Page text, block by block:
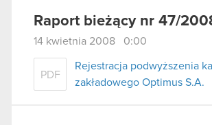
Raport bieżący nr 47/
14 kwietnia 2008 0:00
PDF
Rejestracja podwyższenia
zakładowego Optimus S.A.